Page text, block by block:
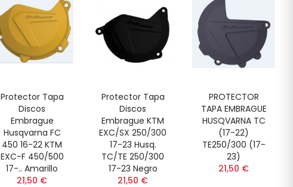
Protector Tapa
Discos
Embrague
Husqvarna FC
450 16-22 KTM
EXC-F 450/500
17-.. Amarillo
21,50 €
Protector Tapa
Discos
Embrague KTM
EXC/SX 250/300
17-23 Husq.
TC/TE 250/300
17-23 Negro
21,50 €
PROTECTOR
TAPA EMBRAGUE
HUSQVARNA TC
(17-22)
TE250/300 (17-
23)
21,50 €